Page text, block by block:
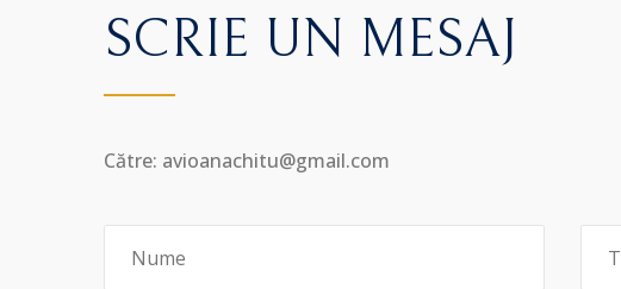
SCRIE UN MESAJ
Către: avioanachitu@gmail.com